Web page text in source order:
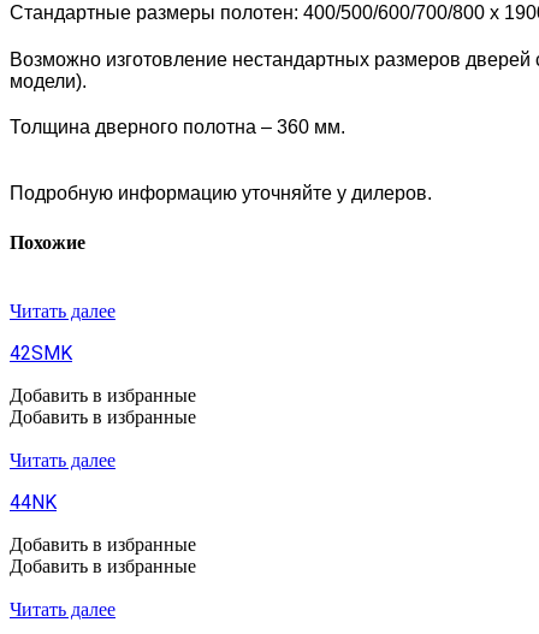
Стандартные размеры полотен: 400/500/600/700/800 x
Возможно изготовление нестандартных размеров
модели).
Толщина дверного полотна – 360 мм.
Подробную информацию уточняйте у дилеров.
Похожие
Читать далее
42SMK
Добавить в избранные
Добавить в избранные
Читать далее
44NK
Добавить в избранные
Добавить в избранные
Читать далее